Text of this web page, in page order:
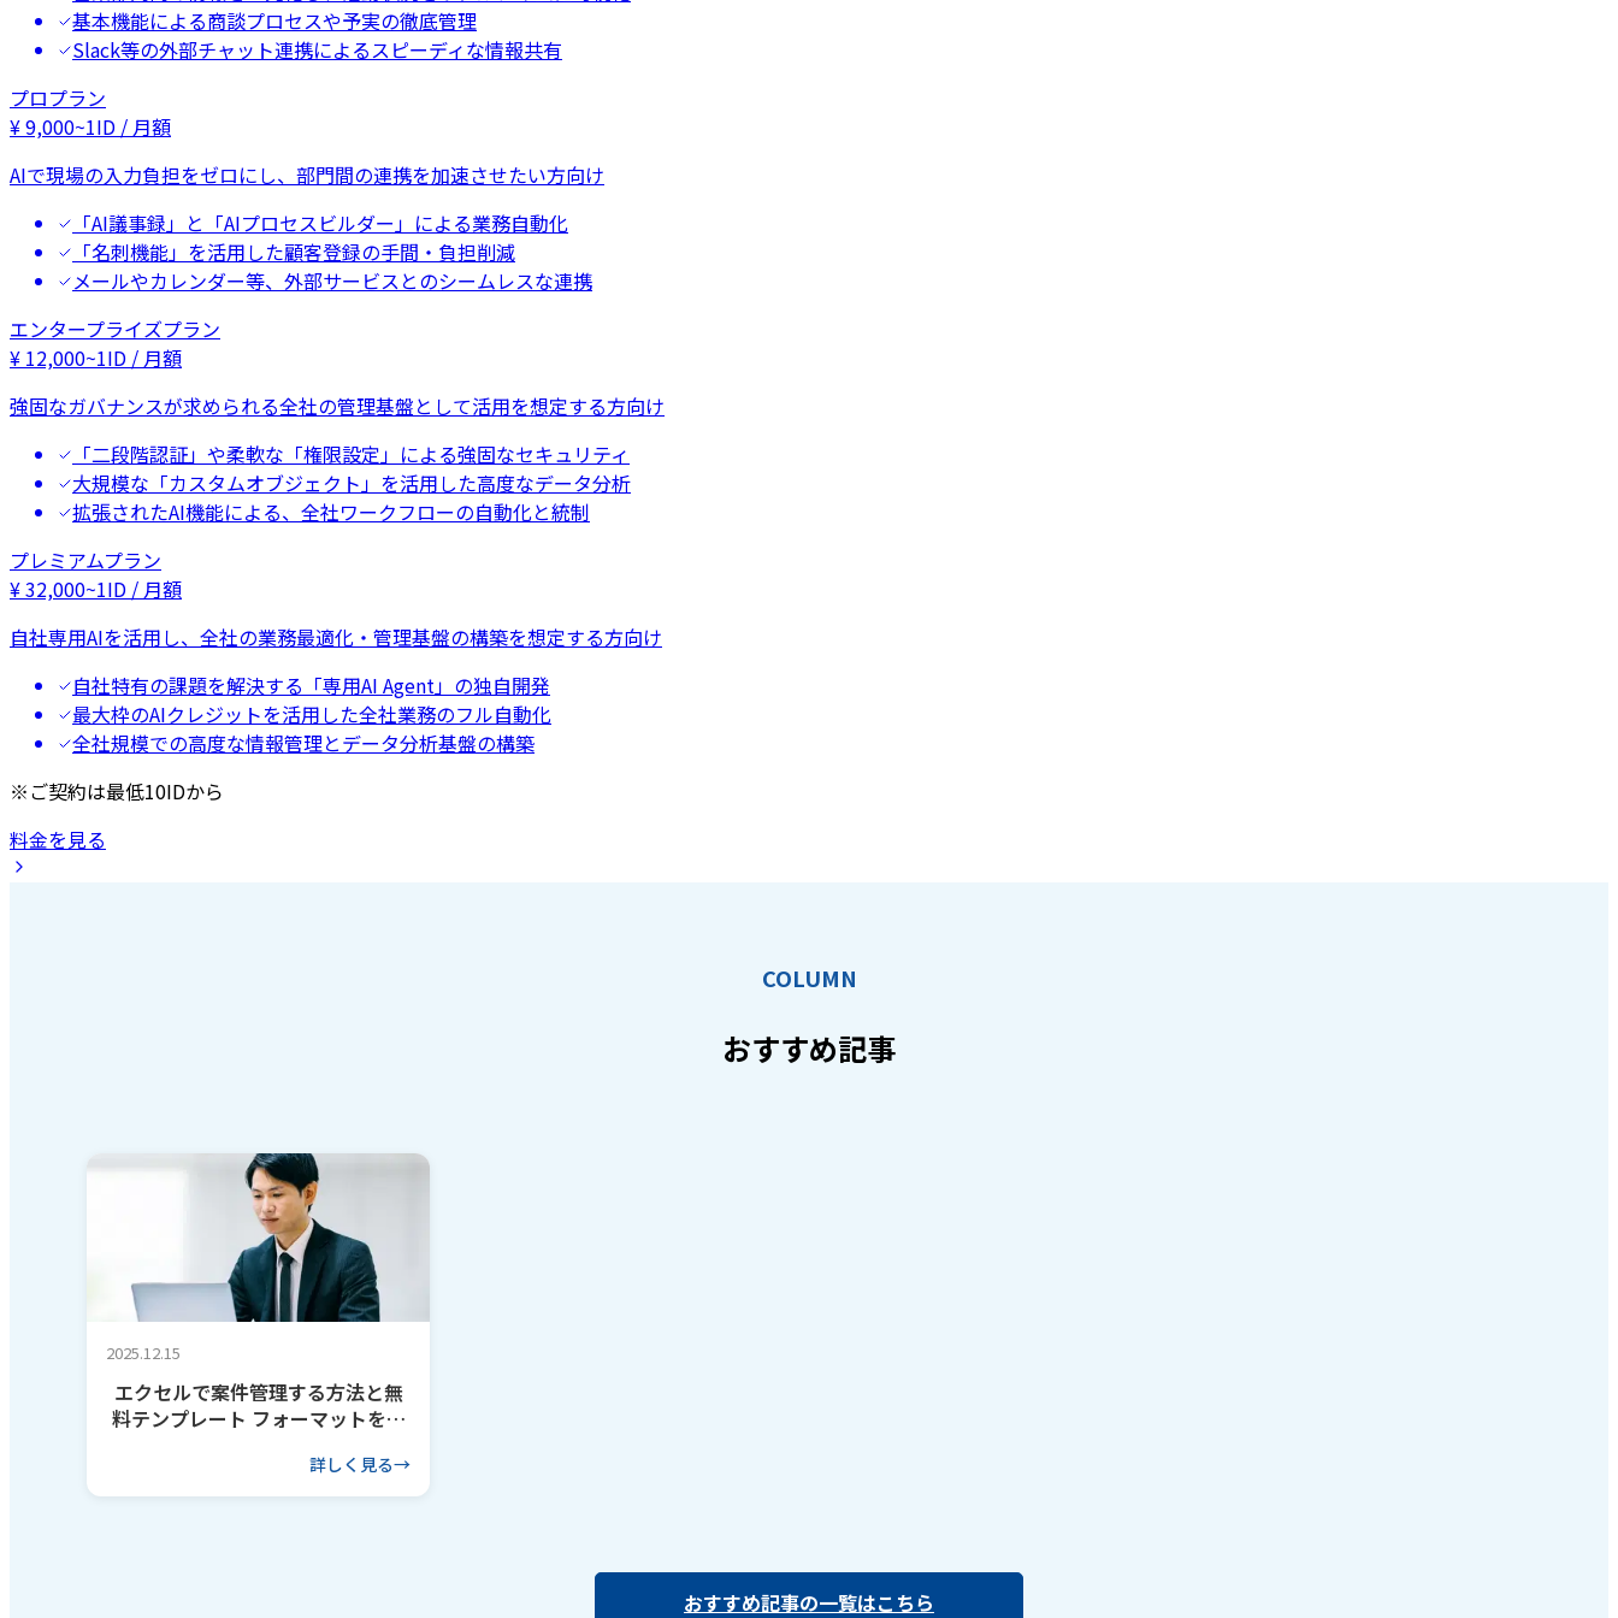
基本機能による商談プロセスや予実の徹底管理
Slack等の外部チャット連携によるスピーディな情報共有
プロプラン
¥9,000~1ID / 月額
AIで現場の入力負担をゼロにし、部門間の連携を加速させたい方向け
「AI議事録」と「AIプロセスビルダー」による業務自動化
「名刺機能」を活用した顧客登録の手間・負担削減
メールやカレンダー等、外部サービスとのシームレスな連携
エンタープライズプラン
¥ 12,000~1ID / 月額
強固なガバナンスが求められる全社の管理基盤として活用を想定する方向け
「二段階認証」や柔軟な「権限設定」による強固なセキュリティ
大規模な「カスタムオブジェクト」を活用した高度なデータ分析
拡張されたAI機能による、全社ワークフローの自動化と統制
プレミアムプラン
¥32,000~1ID / 月額
自社専用AIを活用し、全社の業務最適化・管理基盤の構築を想定する方向け
自社特有の課題を解決する「専用AI Agent」の独自開発
最大枠のAIクレジットを活用した全社業務のフル自動化
全社規模での高度な情報管理とデータ分析基盤の構築
※ご契約は最低10IDから
料金を見る
COLUMN
おすすめ記事
2025.12.15
エクセルで案件管理する方法と無
料テンプレート フォーマットを作
詳しく見る
おすすめ記事の一覧はこちら